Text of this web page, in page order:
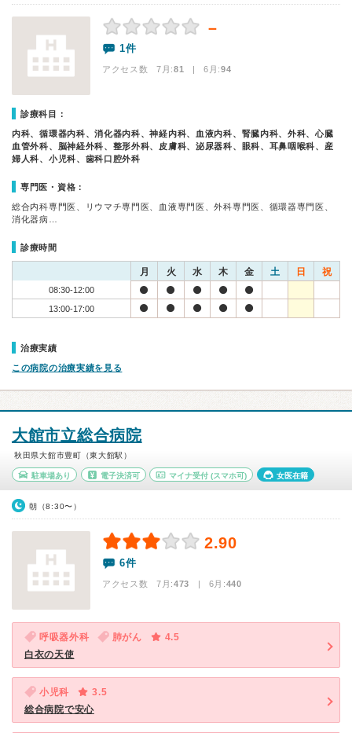
－
1件
アクセス数 7月:81 | 6月:94
診療科目：
内科、循環器内科、消化器内科、神経内科、血液内科、腎臓内科、外科、心臓
血管外科、脳神経外科、整形外科、皮膚科、泌尿器科、眼科、耳鼻咽喉科、産
婦人科、小児科、歯科口腔外科
専門医・資格：
総合内科専門医、リウマチ専門医、血液専門医、外科専門医、循環器専門医、
消化器病…
診療時間
月 火 水 木 金 土 日 祝
08:30-12:00
13:00-17:00
治療実績
この病院の治療実績を見る
大館市立総合病院
秋田県大館市豊町（東大館駅）
駐車場あり 電子決済可 マイナ受付 (スマホ可) 女医在籍
朝（8:30〜）
2.90
6件
アクセス数 7月:473 | 6月:440
呼吸器外科 肺がん
4.5
白衣の天使
小児科
3.5
総合病院で安心